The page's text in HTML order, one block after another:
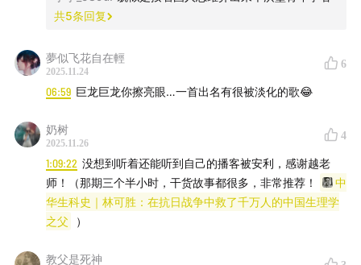
图一：1905 年的自由主义漫画，显示出对贸易保护主义
共5条回复
夢似飞花自在輕
2025.11.24
6
06:59 巨龙巨龙你擦亮眼…一首出名有很被淡化的歌😂
奶树
2025.11.26
4
1:09:22 没想到听着还能听到自己的播客被安利，感谢越老
师！（那期三个半小时，干货故事都很多，非常推荐！
中
华生科史｜林可胜：在抗日战争中救了千万人的中国生理学
之父
）
教父是死神